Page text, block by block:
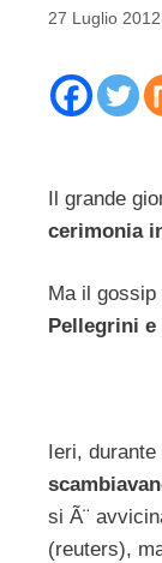
27 Luglio 2012
Il grande
cerimonia
Ma il
Pellegrini
Ieri, durante
si Ã¨
(reuters),